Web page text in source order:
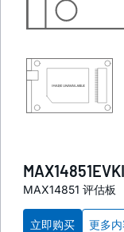
MAX14851 评估板
立即购买 更多内